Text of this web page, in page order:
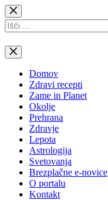
Skip
to
content
No
results
Domov
Zdravi recepti
Zame in Planet
Okolje
Prehrana
Zdravje
Lepota
Astrologija
Svetovanja
Brezplačne e-novice
O portalu
Kontakt